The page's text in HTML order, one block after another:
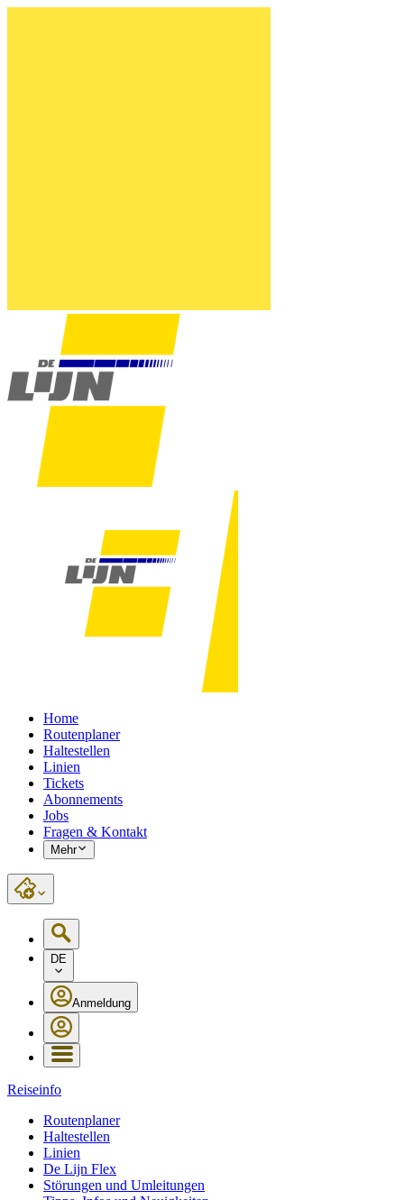
Home
Routenplaner
Haltestellen
Linien
Tickets
Abonnements
Jobs
Fragen & Kontakt
Mehr
DE
Anmeldung
Reiseinfo
Routenplaner
Haltestellen
Linien
De Lijn Flex
Störungen und Umleitungen